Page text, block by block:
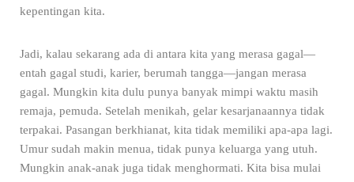
kepentingan kita.
Jadi, kalau sekarang ada di antara kita yang merasa gagal—
entah gagal studi, karier, berumah tangga—jangan merasa
gagal. Mungkin kita dulu punya banyak mimpi waktu masih
remaja, pemuda. Setelah menikah, gelar kesarjanaannya tidak
terpakai. Pasangan berkhianat, kita tidak memiliki apa-apa lagi.
Umur sudah makin menua, tidak punya keluarga yang utuh.
Mungkin anak-anak juga tidak menghormati. Kita bisa mulai